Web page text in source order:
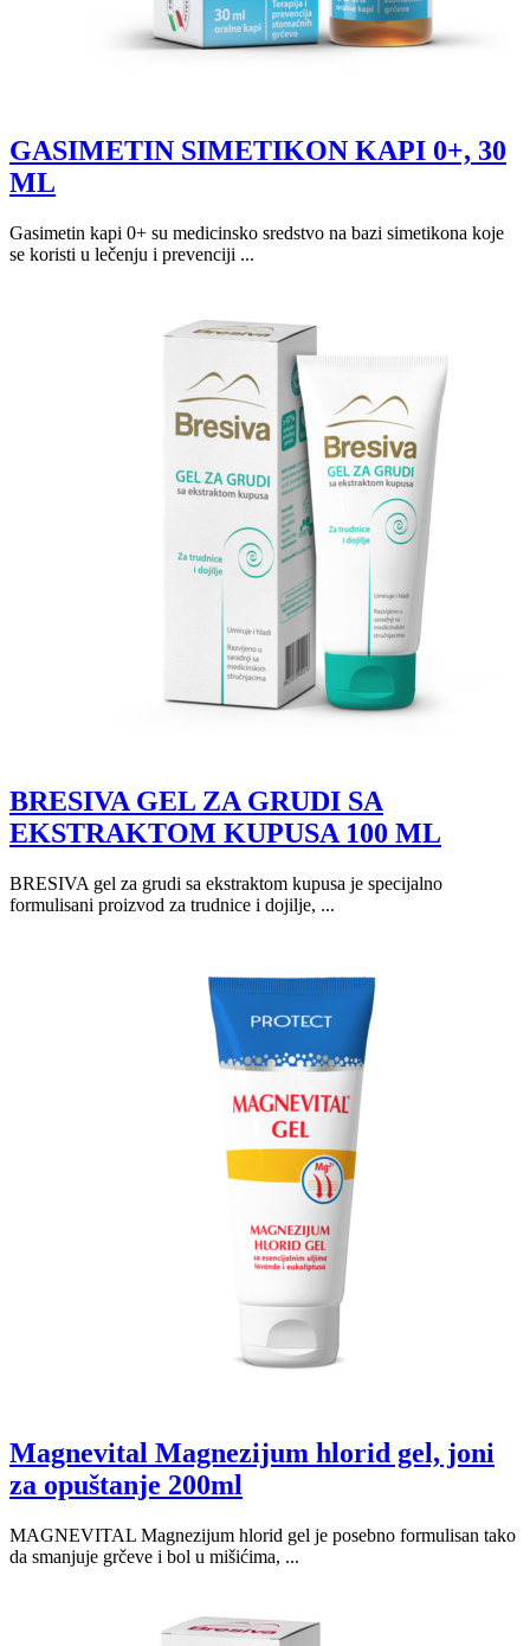
GASIMETIN SIMETIKON KAPI 0+, 30
ML
Gasimetin kapi 0+ su medicinsko sredstvo na bazi simetikona koje
se koristi u lečenju i prevenciji ...
BRESIVA GEL ZA GRUDI SA
EKSTRAKTOM KUPUSA 100 ML
BRESIVA gel za grudi sa ekstraktom kupusa je specijalno
formulisani proizvod za trudnice i dojilje, ...
Magnevital Magnezijum hlorid gel, joni
za opuštanje 200ml
MAGNEVITAL Magnezijum hlorid gel je posebno formulisan tako
da smanjuje grčeve i bol u mišićima, ...